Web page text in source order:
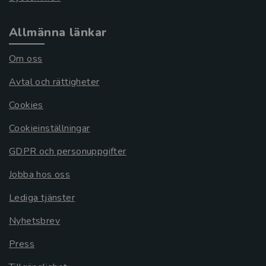
Allmänna länkar
Om oss
Avtal och rättigheter
Cookies
Cookieinställningar
GDPR och personuppgifter
Jobba hos oss
Lediga tjänster
Nyhetsbrev
Press